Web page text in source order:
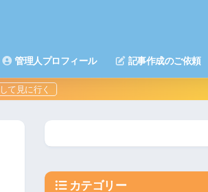
管理人プロフィール 記事作成のご依頼
カテゴリー